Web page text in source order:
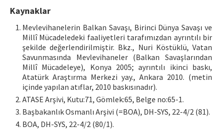
Kaynaklar
Mevlevihanelerin Balkan Savaşı, Birinci Dünya Savaşı ve
Millî Mücadeledeki faaliyetleri tarafımızdan ayrıntılı bir
şekilde değerlendirilmiştir. Bkz., Nuri Köstüklü, Vatan
Savunmasında Mevlevihaneler (Balkan Savaşlarından
Millî Mücadeleye), Konya 2005; ayrıntılı ikinci baskı,
Atatürk Araştırma Merkezi yay., Ankara 2010. (metin
içinde yapılan atıflar, 2010 baskısınadır).
ATASE Arşivi, Kutu:71, Gömlek:65, Belge no:65-1.
Başbakanlık Osmanlı Arşivi (=BOA), DH-SYS, 22-4/2 (81).
BOA, DH-SYS, 22-4/2 (80/1).